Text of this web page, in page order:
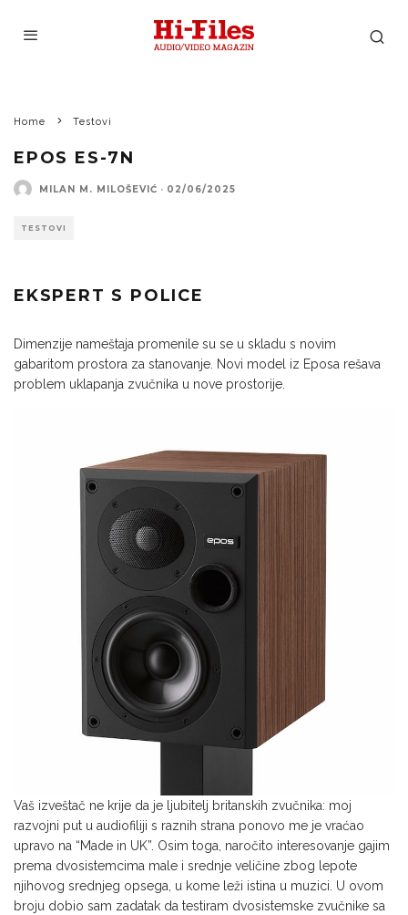
Home Testovi
EPOS ES-7N
MILAN M. MILOŠEVIĆ · 02/06/2025
TESTOVI
EKSPERT S POLICE
Dimenzije nameštaja promenile su se u skladu s novim
gabaritom prostora za stanovanje. Novi model iz Eposa rešava
problem uklapanja zvučnika u nove prostorije.
Vaš izveštač ne krije da je ljubitelj britanskih zvučnika: moj
razvojni put u audiofiliji s raznih strana ponovo me je vraćao
upravo na “Made in UK”. Osim toga, naročito interesovanje gajim
prema dvosistemcima male i srednje veličine zbog lepote
njihovog srednjeg opsega, u kome leži istina u muzici. U ovom
broju dobio sam zadatak da testiram dvosistemske zvučnike sa